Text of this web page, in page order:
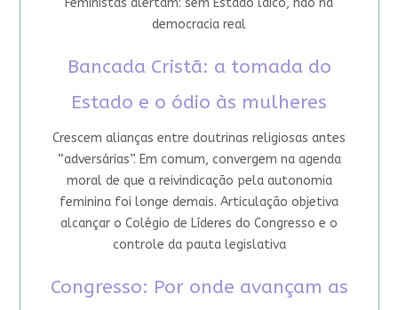
democracia real
Bancada Cristã: a tomada do
Estado e o ódio às mulheres
Crescem alianças entre doutrinas religiosas antes
“adversárias”. Em comum, convergem na agenda
moral de que a reivindicação pela autonomia
feminina foi longe demais. Articulação objetiva
alcançar o Colégio de Líderes do Congresso e o
controle da pauta legislativa
Congresso: Por onde avançam as